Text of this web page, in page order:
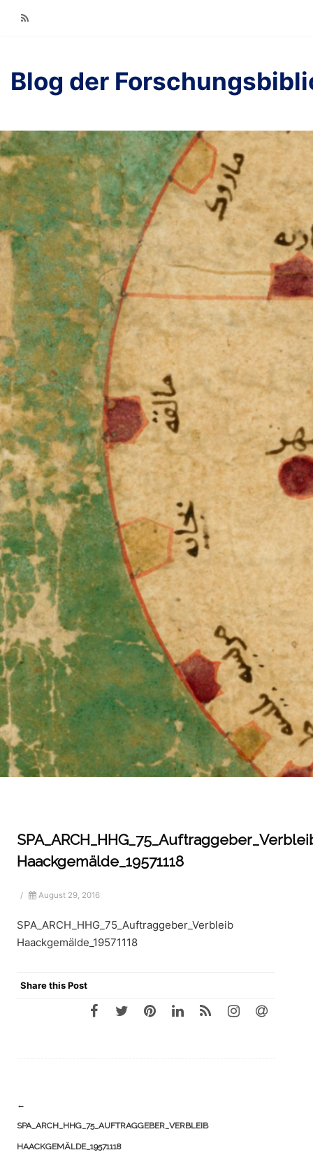
Blog der
Haackgemälde_19571118
/ August 29, 2016
SPA_ARCH_HHG_75_Auftraggeber_Verbleib
Haackgemälde_19571118
Share this Post
Navigation
(Beiträge)
←
SPA_ARCH_HHG_75_AUFTRAGGEBER_VERBLEIB
HAACKGEMÄLDE_19571118